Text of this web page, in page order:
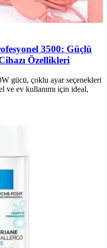
3500: Güçlü
Özellikleri
gücü, çoklu ayar seçenekleri
ve ev kullanımı için ideal,